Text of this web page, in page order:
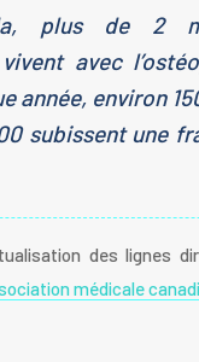
plus de 2
avec
année, environ
subissent une
des lignes
médicale